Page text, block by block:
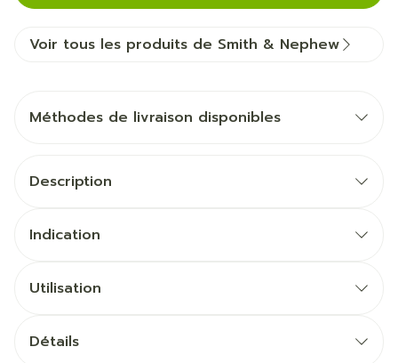
Voir tous les produits de Smith & Nephew
Méthodes de livraison disponibles
Description
Indication
Utilisation
Détails